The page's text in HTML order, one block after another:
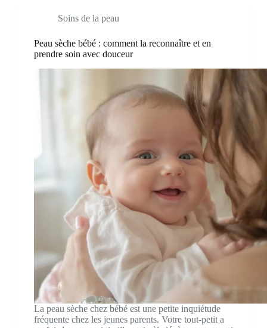
Soins de la peau
Peau sèche bébé : comment la reconnaître et en
prendre soin avec douceur
La peau sèche chez bébé est une petite inquiétude
fréquente chez les jeunes parents. Votre tout-petit a